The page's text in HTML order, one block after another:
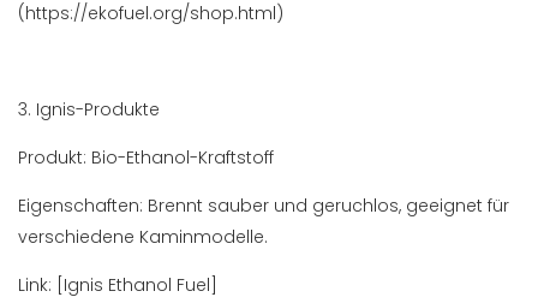
(https://ekofuel.org/shop.html)
3. Ignis-Produkte
Produkt: Bio-Ethanol-Kraftstoff
Eigenschaften: Brennt sauber und geruchlos, geeignet für
verschiedene Kaminmodelle.
Link: [Ignis Ethanol Fuel]